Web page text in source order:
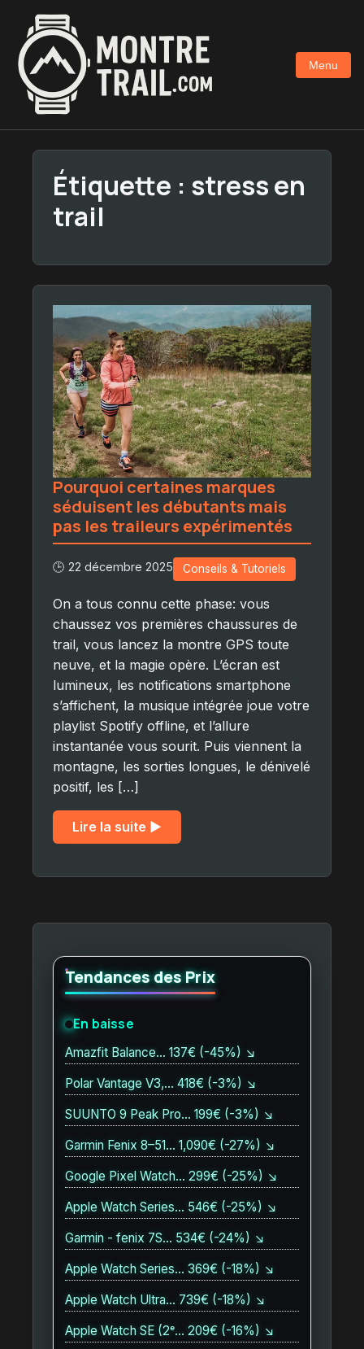
contenu
principal
Menu
Étiquette : stress en
trail
Pourquoi certaines marques
séduisent les débutants mais
pas les traileurs expérimentés
🕒 22 décembre 2025 Conseils & Tutoriels
On a tous connu cette phase: vous
chaussez vos premières chaussures de
trail, vous lancez la montre GPS toute
neuve, et la magie opère. L’écran est
lumineux, les notifications smartphone
s’affichent, la musique intégrée joue votre
playlist Spotify offline, et l’allure
instantanée vous sourit. Puis viennent la
montagne, les sorties longues, le dénivelé
positif, les […]
Lire la suite ▶︎
Tendances des Prix
En baisse
Amazfit Balance… 137€ (-45%) ↘
Polar Vantage V3,… 418€ (-3%) ↘
SUUNTO 9 Peak Pro… 199€ (-3%) ↘
Garmin Fenix 8–51… 1,090€ (-27%) ↘
Google Pixel Watch… 299€ (-25%) ↘
Apple Watch Series… 546€ (-25%) ↘
Garmin - fenix 7S… 534€ (-24%) ↘
Apple Watch Series… 369€ (-18%) ↘
Apple Watch Ultra… 739€ (-18%) ↘
Apple Watch SE (2ᵉ… 209€ (-16%) ↘